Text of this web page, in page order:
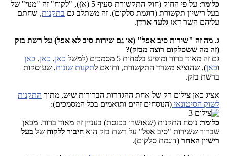
כלומר
: על פי החוק (חוק התקשורת סעיף 5 (א)), "לקוח" זה "מנוי" של
בעל רישיון תקשורת (דוגמת סלקום). זה משתלב גם בתקנות, שחתם
עליהם השר דאז גלעד ארדן.
ג. מה זה "שירות סיב אפל" (או גם שירות סיב לא אפל) על רשת בזק
(זה מה ששסלקום רוצה מבזק)?
גם זה מאוד ברור ומופיע בלפחות 5 מסמכים (למשל
כאן, כאן, כאן
וכאן), שהוציא משרד התקשורת, ותואם לתקנות שונות, שעוסקות
ברשת בזק.
אציג כאן צילום רק של אחת ההגדרות הברורות שיש, מתוך התקנות
לשוק הסיטונאי (הנוסחים זהים ותואמים בכל המסמכים):
כלומר: נוסח התקנות (שאושרו בכנסת) בעניין זה מאוד ברור. מכאן
שברור ששירות "סיב אפל" על רשת בזק הוא חיבור ללקוח של בעל
רישיון האחר (דוגמת סלקום).